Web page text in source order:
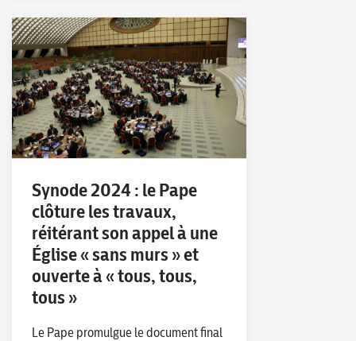
Synode 2024 : le Pape
clôture les travaux,
réitérant son appel à une
Église « sans murs » et
ouverte à « tous, tous,
tous »
Le Pape promulgue le document final